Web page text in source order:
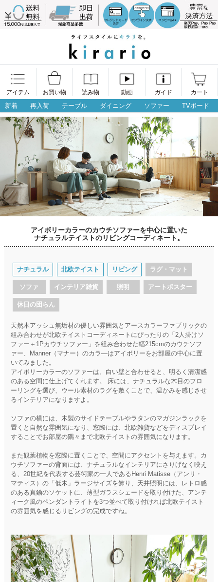
アイテム お買い物 読み物 動画 ガイド カート
新着 再入荷 テーブル ダイニング ソファー TVボード
アイボリーカラーのカウチソファーを中心に置いた
ナチュラルテイストのリビングコーディネート。
ナチュラル 北欧テイスト リビング ラグ・マット
ソファ インテリア雑貨 照明 アートポスター
休日の団らん
天然木アッシュ無垢材の優しい雰囲気とアースカラーファブリックの
組み合わせが北欧テイストコーディネートにぴったりの「2人掛けソ
ファー＋1Pカウチソファー」を組み合わせた幅215cmのカウチソフ
ァー、Manner（マナー）のカラ―はアイボリーをお部屋の中心に置
いてみました。
アイボリーカラーのソファーは、白い壁と合わせると、明るく清潔感
のある空間に仕上げてくれます。 床には、ナチュラルな木目のフロ
ーリングを選び、ウール素材のラグを敷くことで、温かみを感じさせ
るインテリアになりますよ。
ソファの横には、木製のサイドテーブルやラタンのマガジンラックを
置くと自然な雰囲気になり、窓際には、北欧雑貨などをディスプレイ
することでお部屋の隅々まで北欧テイストの雰囲気になります。
また観葉植物を窓際に置くことで、空間にアクセントを与えます。カ
ウチソファーの背面には、ナチュラルなインテリアにさりげなく映え
る、20世紀を代表する芸術家の一人であるHenri Matisse（アンリ・
マティス）の「低木」ラージサイズを飾り、天井照明には、レトロ感
のある真鍮のソケットに、薄型ガラスシェードを取り付けた、アンテ
ィーク風のペンダントライトを3つ並べて取り付ければ北欧テイスト
の雰囲気を感じるリビングの完成ですね。